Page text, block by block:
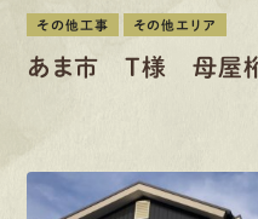
その他工事 その他エリア
あま市 T様 母屋